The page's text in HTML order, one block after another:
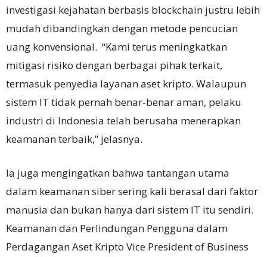
investigasi kejahatan berbasis blockchain justru lebih
mudah dibandingkan dengan metode pencucian
uang konvensional. “Kami terus meningkatkan
mitigasi risiko dengan berbagai pihak terkait,
termasuk penyedia layanan aset kripto. Walaupun
sistem IT tidak pernah benar-benar aman, pelaku
industri di Indonesia telah berusaha menerapkan
keamanan terbaik,” jelasnya.
Ia juga mengingatkan bahwa tantangan utama
dalam keamanan siber sering kali berasal dari faktor
manusia dan bukan hanya dari sistem IT itu sendiri.
Keamanan dan Perlindungan Pengguna dalam
Perdagangan Aset Kripto Vice President of Business